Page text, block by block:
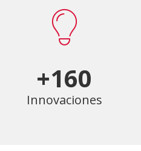
+160
Innovaciones